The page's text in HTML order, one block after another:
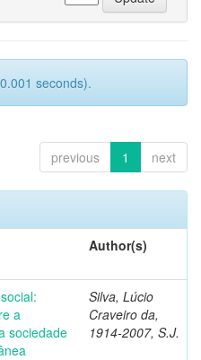
seconds).
previous 1 next
Author(s)
a
sociedade
Silva, Lúcio
Craveiro da,
1914-2007, S.J.